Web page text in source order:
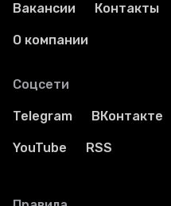
Вакансии Контакты
О компании
Соцсети
Telegram ВКонтакте
YouTube RSS